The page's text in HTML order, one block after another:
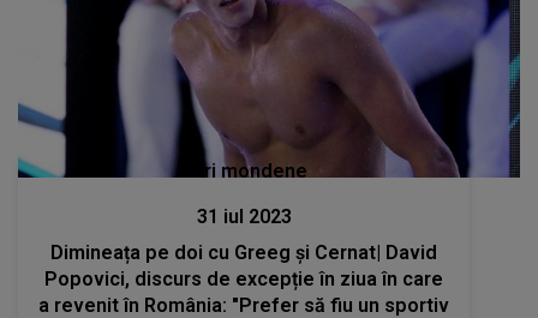
Stiri mondene
31 iul 2023
Dimineața pe doi cu Greeg și Cernat| David
Popovici, discurs de excepție în ziua în care
a revenit în România: "Prefer să fiu un sportiv